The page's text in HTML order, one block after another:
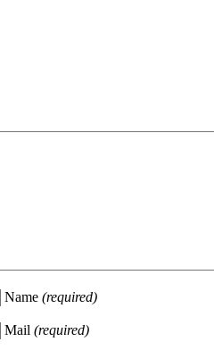
Name (required)
Mail (required)